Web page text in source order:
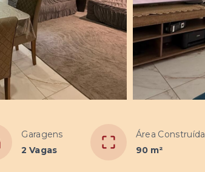
Garagens
2 Vagas
Área Construída
90 m²